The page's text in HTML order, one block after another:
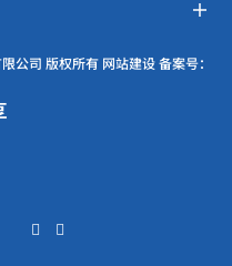
公司 版权所有 网站建设 备案号：